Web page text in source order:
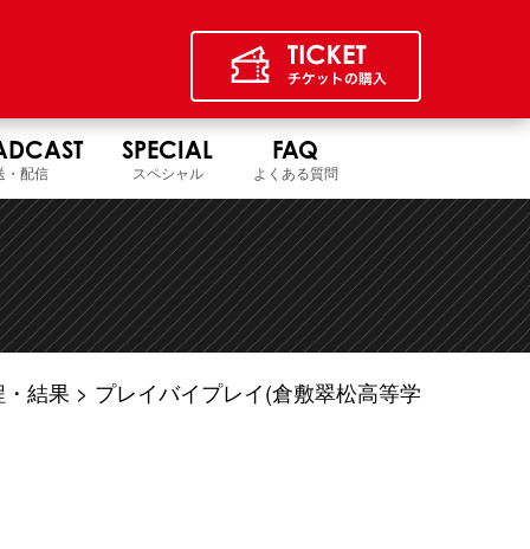
・配信
SPECIAL
スペシャル
FAQ
よくある質問
・結果
プレイバイプレイ(倉敷翠松高等学